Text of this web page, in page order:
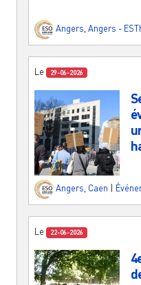
Angers Angers -
Le 29-06-2026
Angers, Caen
Le 22-06-2026